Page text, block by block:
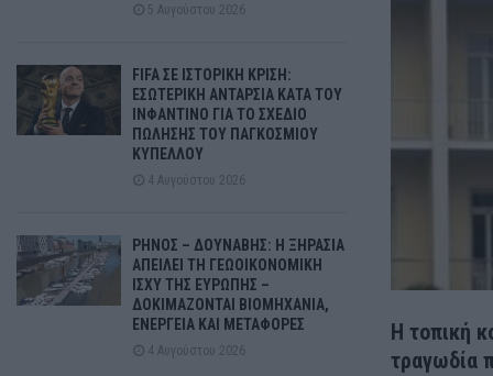
Η τοπική
τραγωδία
5 Αυγούστου 2026
FIFA ΣΕ ΙΣΤΟΡΙΚΗ ΚΡΙΣΗ:
ΕΣΩΤΕΡΙΚΗ ΑΝΤΑΡΣΙΑ ΚΑΤΑ ΤΟΥ
ΙΝΦΑΝΤΙΝΟ ΓΙΑ ΤΟ ΣΧΕΔΙΟ
ΠΩΛΗΣΗΣ ΤΟΥ ΠΑΓΚΟΣΜΙΟΥ
ΚΥΠΕΛΛΟΥ
4 Αυγούστου 2026
ΡΗΝΟΣ – ΔΟΥΝΑΒΗΣ: Η ΞΗΡΑΣΙΑ
ΑΠΕΙΛΕΙ ΤΗ ΓΕΩΟΙΚΟΝΟΜΙΚΗ
ΙΣΧΥ ΤΗΣ ΕΥΡΩΠΗΣ –
ΔΟΚΙΜΑΖΟΝΤΑΙ ΒΙΟΜΗΧΑΝΙΑ,
ΕΝΕΡΓΕΙΑ ΚΑΙ ΜΕΤΑΦΟΡΕΣ
4 Αυγούστου 2026